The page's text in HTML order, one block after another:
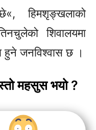
हिमशृङ्खलाको
शिवालयमा
हुने जनविश्वास छ ।
महसुस भयो ?